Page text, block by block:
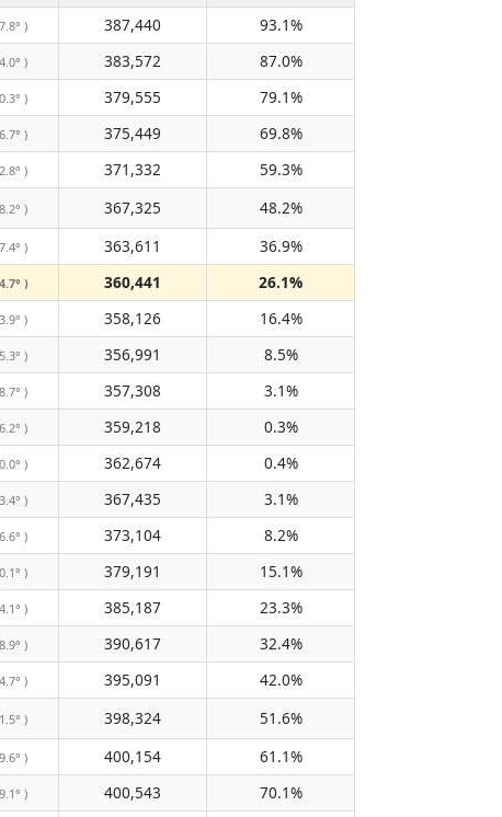
) 387,440
93.1%
) 383,572
87.0%
) 379,555
79.1%
) 375,449
69.8%
) 371,332
59.3%
) 367,325
48.2%
) 363,611
36.9%
) 360,441
26.1%
) 358,126
16.4%
) 356,991
8.5%
) 357,308
3.1%
) 359,218
0.3%
) 362,674
0.4%
) 367,435
3.1%
) 373,104
8.2%
) 379,191
15.1%
) 385,187
23.3%
) 390,617
32.4%
) 395,091
42.0%
) 398,324
51.6%
) 400,154
61.1%
) 400,543
70.1%